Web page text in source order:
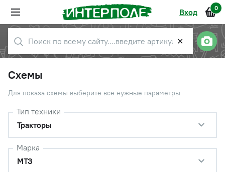
Вход 0
✕
Схемы
Для показа схемы выберите все нужные параметры
Тип техники
Тракторы
Марка
МТЗ